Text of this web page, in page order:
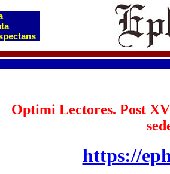
Optimi Lectores. Post
https://